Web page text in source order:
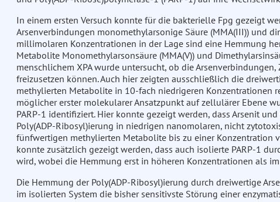
In einem ersten Versuch konnte für die bakterielle Fpg gezeigt
Arsenverbindungen monomethylarsonige Säure (MMA(III)) und
millimolaren Konzentrationen in der Lage sind eine Hemmung
Metabolite Monomethylarsonsäure (MMA(V)) und
menschlichem XPA wurde untersucht, ob die
freizusetzen können. Auch hier zeigten ausschließlich die
methylierten Metabolite in 10-fach niedrigeren Konzentrationen
möglicher erster molekularer Ansatzpunkt auf zellulärer Ebene
PARP-1 identifiziert. Hier konnte gezeigt werden, dass Arsenit
Poly(ADP-Ribosyl)ierung in niedrigen nanomolaren, nicht
fünfwertigen methylierten Metabolite bis zu einer Konzentration
konnte zusätzlich gezeigt werden, dass auch isolierte PARP-1
wird, wobei die Hemmung erst in höheren Konzentrationen als
Die Hemmung der Poly(ADP-Ribosyl)ierung durch dreiwertige
im isolierten System die bisher sensitivste Störung einer